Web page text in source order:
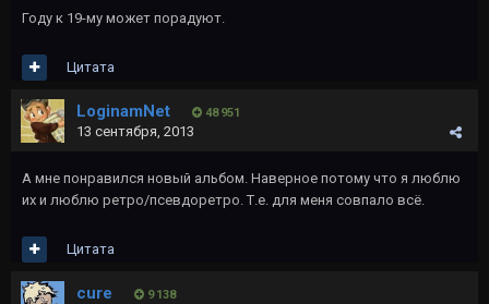
Году к 19-му может порадуют.
Цитата
LoginamNet 48 951
13 сентября, 2013
А мне понравился новый альбом. Наверное потому что я люблю
их и люблю ретро/псевдоретро. Т.е. для меня совпало всё.
Цитата
cure 9 138